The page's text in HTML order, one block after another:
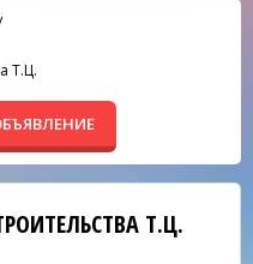
Т.Ц.
Т.Ц.